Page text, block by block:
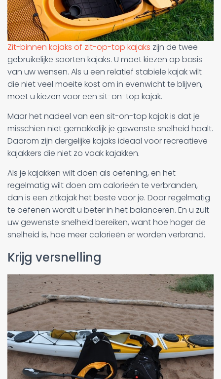
Zit-binnen kajaks of zit-op-top kajaks zijn de twee
gebruikelijke soorten kajaks. U moet kiezen op basis
van uw wensen. Als u een relatief stabiele kajak wilt
die niet veel moeite kost om in evenwicht te blijven,
moet u kiezen voor een sit-on-top kajak.
Maar het nadeel van een sit-on-top kajak is dat je
misschien niet gemakkelijk je gewenste snelheid haalt.
Daarom zijn dergelijke kajaks ideaal voor recreatieve
kajakkers die niet zo vaak kajakken.
Als je kajakken wilt doen als oefening, en het
regelmatig wilt doen om calorieën te verbranden,
dan is een zitkajak het beste voor je. Door regelmatig
te oefenen wordt u beter in het balanceren. En u zult
uw gewenste snelheid bereiken, want hoe hoger de
snelheid is, hoe meer calorieën er worden verbrand.
Krijg versnelling